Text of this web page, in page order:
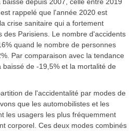
rappelé que l'année 2020 est
crise sanitaire qui a fortement
des Parisiens. Le nombre d'accidents
quand le nombre de personnes
Par comparaison avec la tendance
de -19,5% et la mortalité de
de l'accidentalité par modes de
que les automobilistes et les
les usagers les plus fréquemment
corporel. Ces deux modes combinés